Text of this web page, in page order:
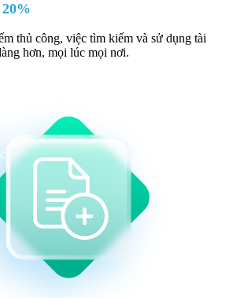
thủ công, việc tìm kiếm và sử dụng tài
hơn, mọi lúc mọi nơi.